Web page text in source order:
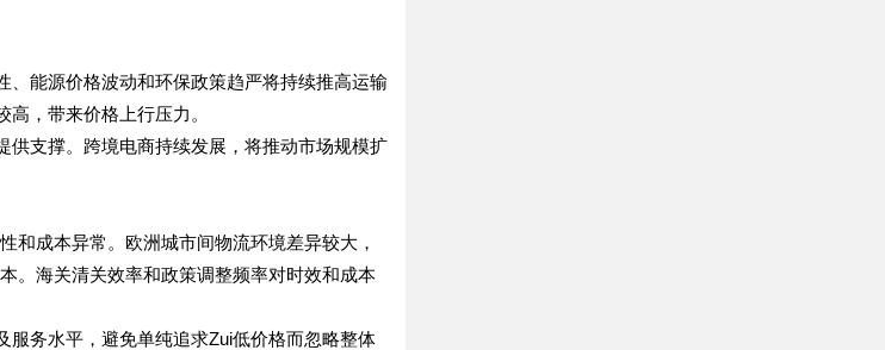
能源价格波动和环保政策趋严将持续推高运输
，带来价格上行压力。
支撑。跨境电商持续发展，将推动市场规模扩
和成本异常。欧洲城市间物流环境差异较大，
。海关清关效率和政策调整频率对时效和成本
务水平，避免单纯追求Zui低价格而忽略整体